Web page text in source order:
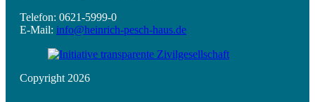
Telefon: 0621-5999-0
E-Mail: info@heinrich-pesch-haus.de
Copyright 2026